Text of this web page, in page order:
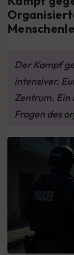
Der Kampf
intensiver.
Zentrum. Ein
Fragen des